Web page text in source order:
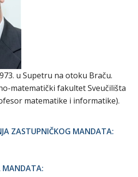
u Supetru na otoku Braču.
matematički fakultet Sveučilišta
matematike i informatike).
ZASTUPNIČKOG MANDATA:
MANDATA: